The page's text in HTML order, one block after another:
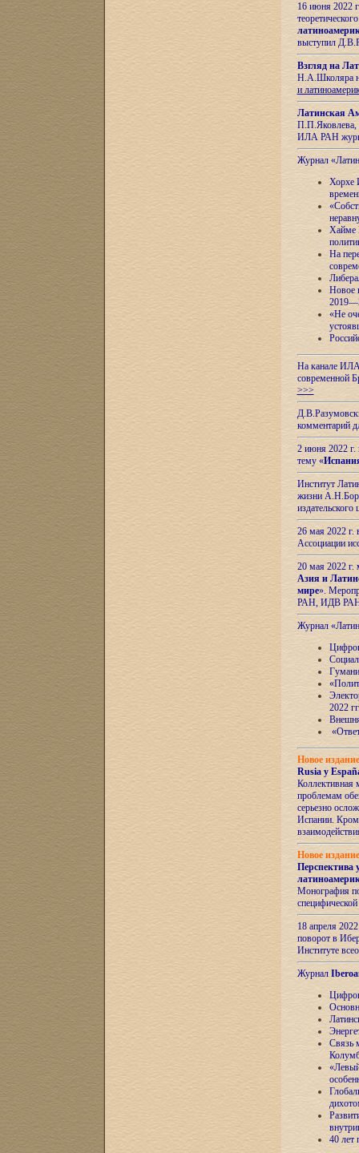
16 июня 2022
выступил
Взгляд на
Н.А.Школяра
и
Латинская
П.П.Яковлева,
ИЛА РАН
Журнал
Хорхе
Хайме
На
Новое
«Не
На канале ИЛА
современной
>>>
комментарий
2 июня 2022 г.
тему «
Институт
жизни
26 мая 2022
Ассоциации
20 мая 2022
Азия и
мире».
РАН, ИДВ
Журнал
2022
Новое
Rusia y
Коллективная
проблемам
серьезно
Испании.
Новое
Перспектива
Монография
18 апреля
поворот в
Институте
Журнал
Связь
40 лет